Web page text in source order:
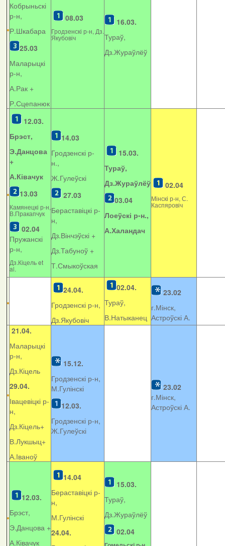
Кобрыньскі
р-н,
Р.Шкабара
25.03
Маларыцкі
р-н,
А.Рак +
Р.Сцепанюк
08.03
Гродзенскі р-н, Дз.
Якубовіч
16.03.
Тураў,
Дз.Жураўлёў
12.03.
Брэст,
Э.Данцова
+
А.Ківачук
13.03
Камянецкі р-н,
В.Пракапчук
02.04
Пружанскі
р-н,
Дз.Кіцель et
al.
14.03
Гродзенскі р-
н.,
Ж.Гулеўскі
27.03
Бераставіцкі р-
н,
Дз.Вінчэўскі +
Дз.Табуноў +
Т.Смыкоўская
15.03.
Тураў,
Дз.Жураўлёў
03.04
Лоеўскі р-н.,
А.Халандач
02.04
Мінскі р-н, С.
Каспяровіч
24.04.
Гродзенскі р-н,
Дз.Якубовіч
02.04.
Тураў,
В.Натыканец
23.02
г.Мінск,
Астроўскі А.
21.04.
Маларыцкі
р-н,
Дз.Кіцель
29.04.
Івацевіцкі р-
н,
Дз.Кіцель+
В.Лукшыц+
А.Іваноў
15.12.
Гродзенскі р-н,
М.Гулінскі
12.03.
Гродзенскі р-н,
Ж.Гулеўскі
23.02
г.Мінск,
Астроўскі А.
12.03.
Брэст,
Э.Данцова +
А.Ківачук
14.04
Бераставіцкі р-
н,
М.Гулінскі
24.04.
15.03.
Тураў,
Дз.Жураўлёў
02.04